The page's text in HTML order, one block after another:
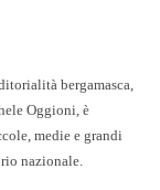
bergamasca,
Oggioni, è
medie e grandi
nazionale.